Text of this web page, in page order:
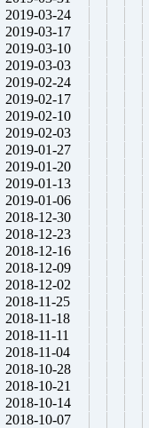
2019-03-24
2019-03-17
2019-03-10
2019-03-03
2019-02-24
2019-02-17
2019-02-10
2019-02-03
2019-01-27
2019-01-20
2019-01-13
2019-01-06
2018-12-30
2018-12-23
2018-12-16
2018-12-09
2018-12-02
2018-11-25
2018-11-18
2018-11-11
2018-11-04
2018-10-28
2018-10-21
2018-10-14
2018-10-07